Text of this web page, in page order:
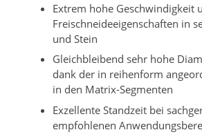
Extrem hohe Geschwindigkeit
Freischneideeigenschaften in
und Stein
Gleichbleibend sehr hohe
dank der in reihenform
in den Matrix-Segmenten
Exzellente Standzeit bei
empfohlenen